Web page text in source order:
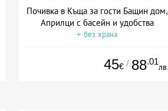
Почивка в Къща за гости Бащин дом,
Априлци с басейн и удобства
+ без храна
45€ / 88.01
лв.